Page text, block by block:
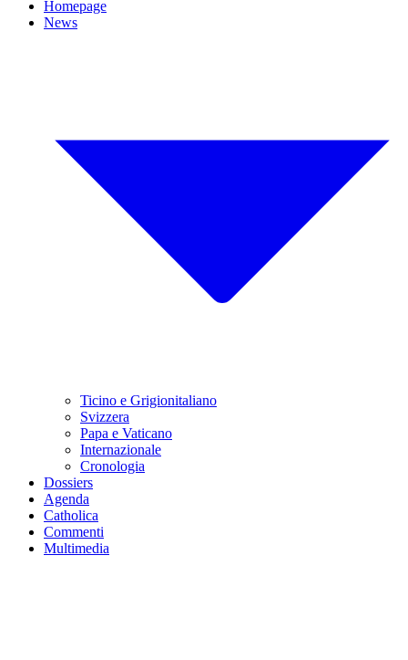
Homepage
News
Ticino e Grigionitaliano
Svizzera
Papa e Vaticano
Internazionale
Cronologia
Dossiers
Agenda
Catholica
Commenti
Multimedia